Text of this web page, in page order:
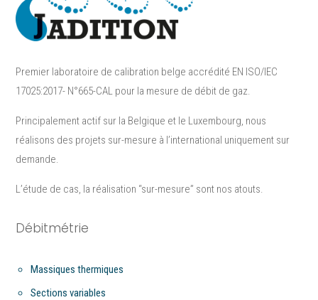
Premier laboratoire de calibration belge accrédité EN ISO/IEC
17025:2017- N°665-CAL pour la mesure de débit de gaz.
Principalement actif sur la Belgique et le Luxembourg, nous
réalisons des projets sur-mesure à l’international uniquement sur
demande.
L’étude de cas, la réalisation “sur-mesure”​ sont nos atouts.
Débitmétrie
Massiques thermiques
Sections variables